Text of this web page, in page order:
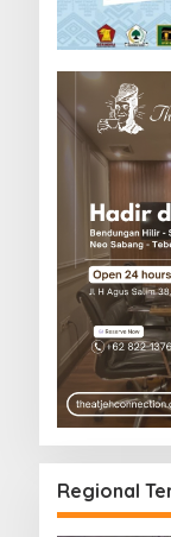
Regional